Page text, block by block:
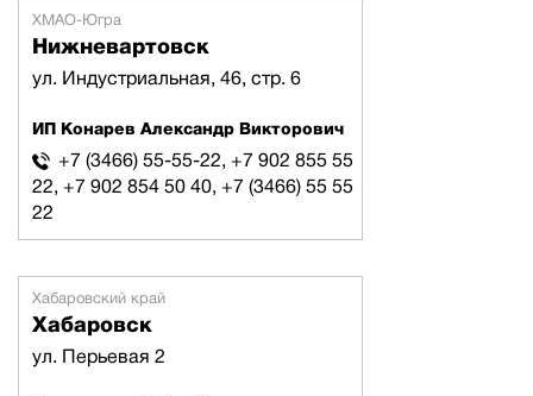
ХМАО-Югра
Нижневартовск
ул. Индустриальная, 46, стр. 6
ИП Конарев Александр Викторович
+7 (3466) 55-55-22, +7 902 855 55
22, +7 902 854 50 40, +7 (3466) 55 55
22
Хабаровский край
Хабаровск
ул. Перьевая 2